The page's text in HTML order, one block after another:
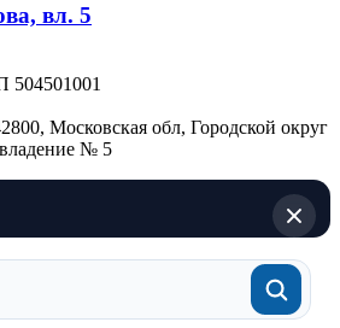
вл. 5
Московская обл, Городской округ
№ 5